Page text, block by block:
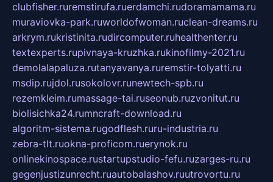
clubfisher.ruremstirufa.ruerdamchi.rudoramamama.ru
muraviovka-park.ruworldofwoman.ruclean-dreams.ru
arkrym.rukristinita.rudircomputer.ruhealthenter.ru
textexperts.rupivnaya-kruzhka.rukinofilmy-2021.ru
demolalapaluza.rutanyavanya.ruremstir-tolyatti.ru
msdip.rujdol.rusokolovr.runewtech-spb.ru
rezemkleim.rumassage-tai.ruseonub.ruzvonitut.ru
biolisichka24.rumncraft-download.ru
algoritm-sistema.rugodflesh.ruru-industria.ru
zebra-tlt.ruokna-proficom.ruerynok.ru
onlinekinospace.rustartupstudio-fefu.ruzarges-ru.ru
gegenjustizunrecht.ruautobalashov.ruutrovortu.ru